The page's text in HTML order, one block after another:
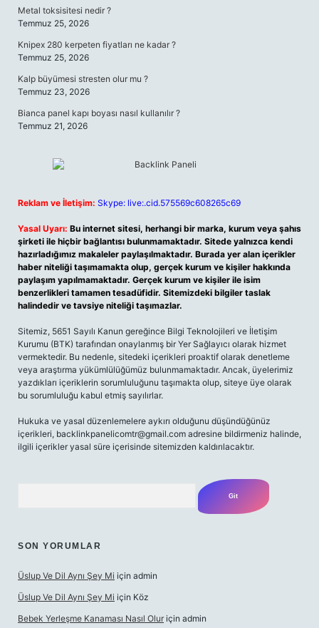
Metal toksisitesi nedir ?
Temmuz 25, 2026
Knipex 280 kerpeten fiyatları ne kadar ?
Temmuz 25, 2026
Kalp büyümesi stresten olur mu ?
Temmuz 23, 2026
Bianca panel kapı boyası nasıl kullanılır ?
Temmuz 21, 2026
Reklam ve İletişim: Skype: live:.cid.575569c608265c69
Yasal Uyarı: Bu internet sitesi, herhangi bir marka, kurum veya şahıs
şirketi ile hiçbir bağlantısı bulunmamaktadır. Sitede yalnızca kendi
hazırladığımız makaleler paylaşılmaktadır. Burada yer alan içerikler
haber niteliği taşımamakta olup, gerçek kurum ve kişiler hakkında
paylaşım yapılmamaktadır. Gerçek kurum ve kişiler ile isim
benzerlikleri tamamen tesadüfidir. Sitemizdeki bilgiler taslak
halindedir ve tavsiye niteliği taşımazlar.
Sitemiz, 5651 Sayılı Kanun gereğince Bilgi Teknolojileri ve İletişim
Kurumu (BTK) tarafından onaylanmış bir Yer Sağlayıcı olarak hizmet
vermektedir. Bu nedenle, sitedeki içerikleri proaktif olarak denetleme
veya araştırma yükümlülüğümüz bulunmamaktadır. Ancak, üyelerimiz
yazdıkları içeriklerin sorumluluğunu taşımakta olup, siteye üye olarak
bu sorumluluğu kabul etmiş sayılırlar.
Hukuka ve yasal düzenlemelere aykırı olduğunu düşündüğünüz
içerikleri, backlinkpanelicomtr@gmail.com adresine bildirmeniz halinde,
ilgili içerikler yasal süre içerisinde sitemizden kaldırılacaktır.
SON YORUMLAR
Üslup Ve Dil Aynı Şey Mi için admin
Üslup Ve Dil Aynı Şey Mi için Köz
Bebek Yerleşme Kanaması Nasıl Olur için admin